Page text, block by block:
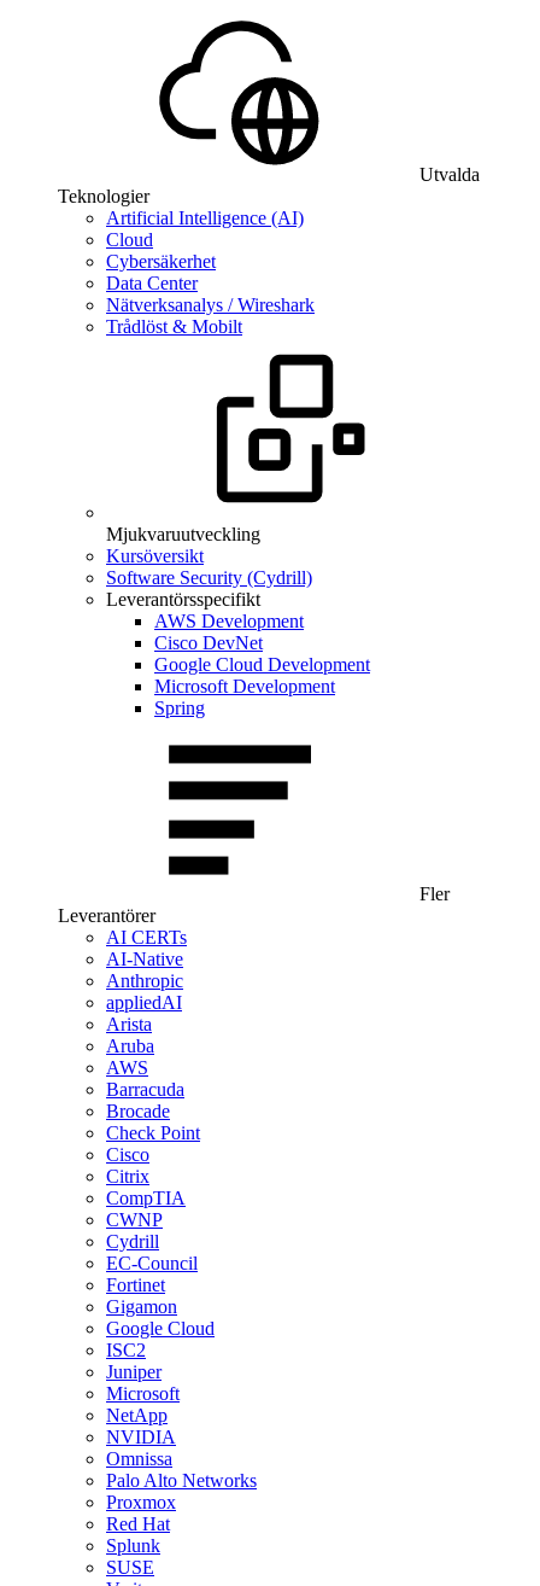
Utvalda
Teknologier
Artificial Intelligence (AI)
Cloud
Cybersäkerhet
Data Center
Nätverksanalys / Wireshark
Trådlöst & Mobilt
Mjukvaruutveckling
Kursöversikt
Software Security (Cydrill)
Leverantörsspecifikt
AWS Development
Cisco DevNet
Google Cloud Development
Microsoft Development
Spring
Fler
Leverantörer
AI CERTs
AI-Native
Anthropic
appliedAI
Arista
Aruba
AWS
Barracuda
Brocade
Check Point
Cisco
Citrix
CompTIA
CWNP
Cydrill
EC-Council
Fortinet
Gigamon
Google Cloud
ISC2
Juniper
Microsoft
NetApp
NVIDIA
Omnissa
Palo Alto Networks
Proxmox
Red Hat
Splunk
SUSE